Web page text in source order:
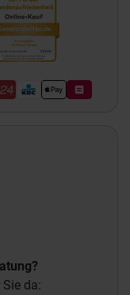
da: